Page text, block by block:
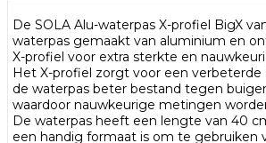
De SOLA Alu-waterpas X-profiel BigX
waterpas gemaakt van aluminium en
X-profiel voor extra sterkte en
Het X-profiel zorgt voor een
de waterpas beter bestand tegen
waardoor nauwkeurige metingen
De waterpas heeft een lengte van 40
een handig formaat is om te gebruiken